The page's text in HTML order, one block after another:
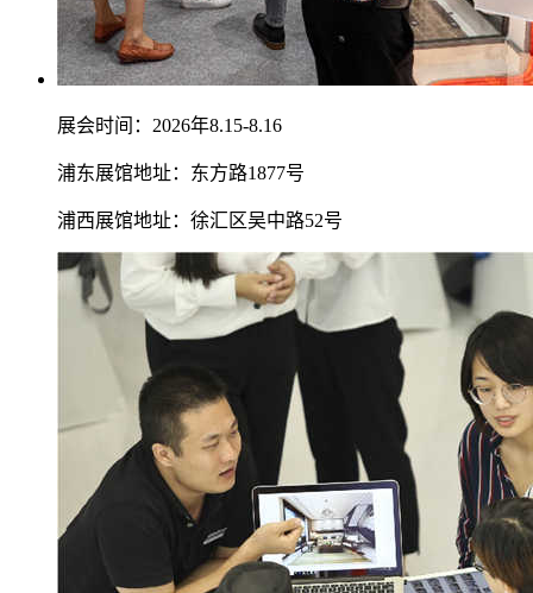
展会时间：2026年8.15-8.16
浦东展馆地址：东方路1877号
浦西展馆地址：徐汇区吴中路52号